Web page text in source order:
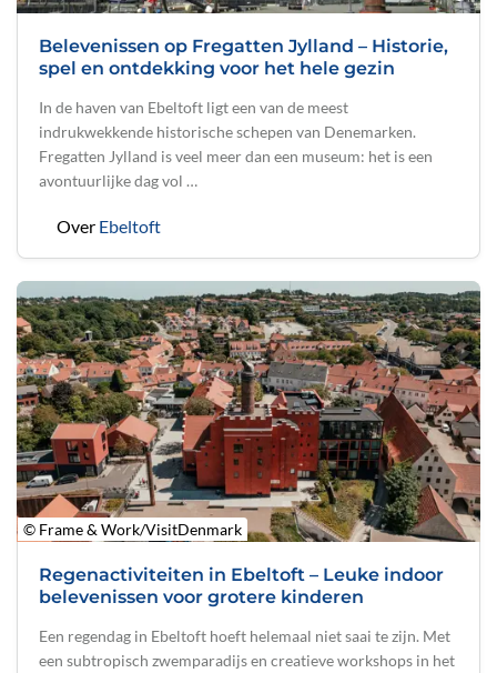
Belevenissen op Fregatten Jylland – Historie,
spel en ontdekking voor het hele gezin
In de haven van Ebeltoft ligt een van de meest
indrukwekkende historische schepen van Denemarken.
Fregatten Jylland is veel meer dan een museum: het is een
avontuurlijke dag vol …
Over Ebeltoft
© Frame & Work/VisitDenmark
Regenactiviteiten in Ebeltoft – Leuke indoor
belevenissen voor grotere kinderen
Een regendag in Ebeltoft hoeft helemaal niet saai te zijn. Met
een subtropisch zwemparadijs en creatieve workshops in het